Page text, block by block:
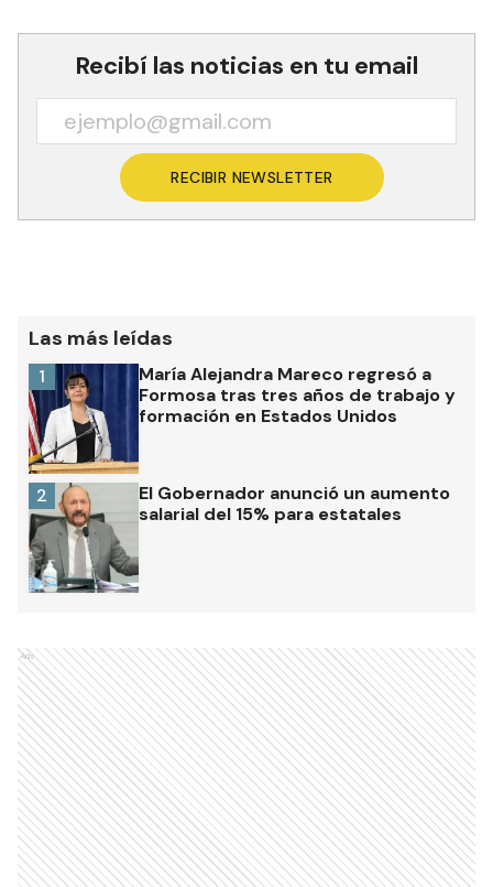
Recibí las noticias en tu email
RECIBIR NEWSLETTER
Las más leídas
María Alejandra Mareco regresó a
Formosa tras tres años de trabajo y
formación en Estados Unidos
1
El Gobernador anunció un aumento
salarial del 15% para estatales
2
Ads